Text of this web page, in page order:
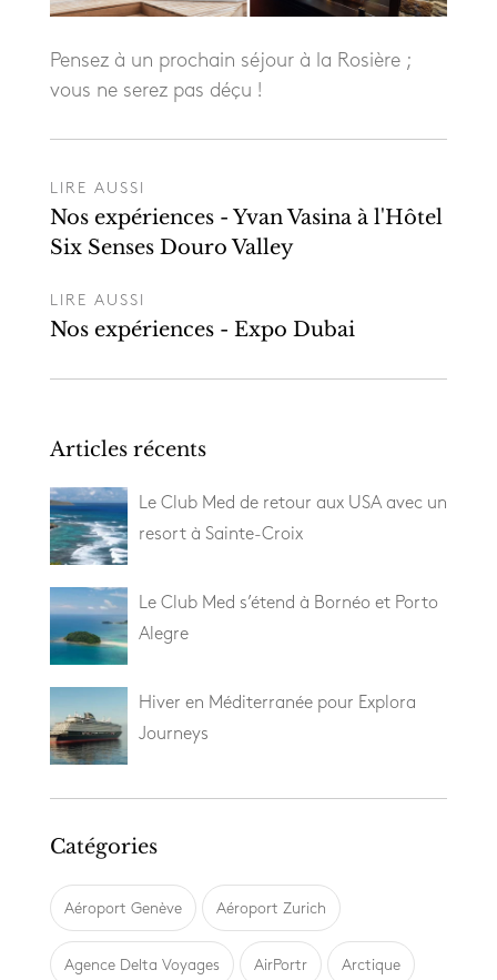
Pensez à un prochain séjour à la Rosière ;
vous ne serez pas déçu !
LIRE AUSSI
Nos expériences - Yvan Vasina à l'Hôtel
Six Senses Douro Valley
LIRE AUSSI
Nos expériences - Expo Dubai
Articles récents
Le Club Med de retour aux USA avec un
resort à Sainte-Croix
Le Club Med s’étend à Bornéo et Porto
Alegre
Hiver en Méditerranée pour Explora
Journeys
Catégories
Aéroport Genève Aéroport Zurich
Agence Delta Voyages AirPortr Arctique